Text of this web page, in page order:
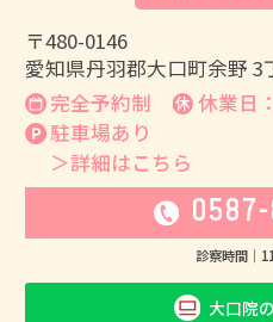
〒480-0146
愛知県丹羽郡大口町余野 3
完全予約制
休業日
駐車場あり
＞詳細はこちら
診察時間｜
大口院